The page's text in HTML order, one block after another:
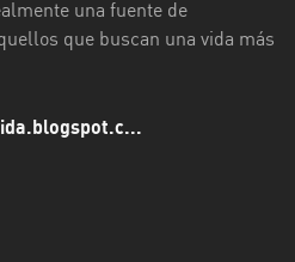
una fuente de
que buscan una vida más